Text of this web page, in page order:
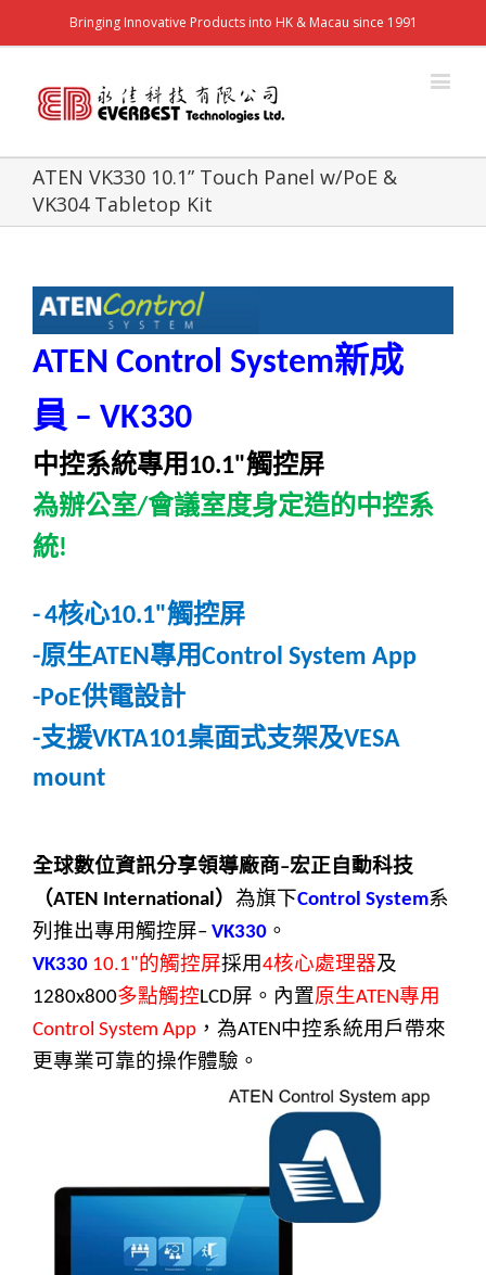
Bringing Innovative Products into HK & Macau since 1991
ATEN VK330 10.1” Touch Panel w/PoE &
VK304 Tabletop Kit
ATEN Control System新成
員– VK330
中控系統專用 10.1"觸控屏
為辦公室/會議室度身定造的中控系
統!
-4核心10.1"觸控屏
-原生ATEN專用Control System App
-PoE供電設計
-支援VKTA101桌面式支架及VESA
mount
全球數位資訊分享領導廠商–宏正自動科技
（ATEN International） 為旗下Control System系
列推出專用觸控屏– VK330 。
VK330 10.1"的觸控屏採用4核心處理器及
1280x800多點觸控LCD屏。內置原生ATEN專用
Control System App ，為ATEN中控系統用戶帶來
更專業可靠的操作體驗。